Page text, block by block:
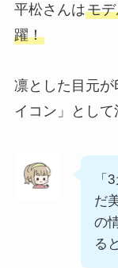
平松さんはモ
躍！
凛とした目元
イコン」として
「
だ
の
る